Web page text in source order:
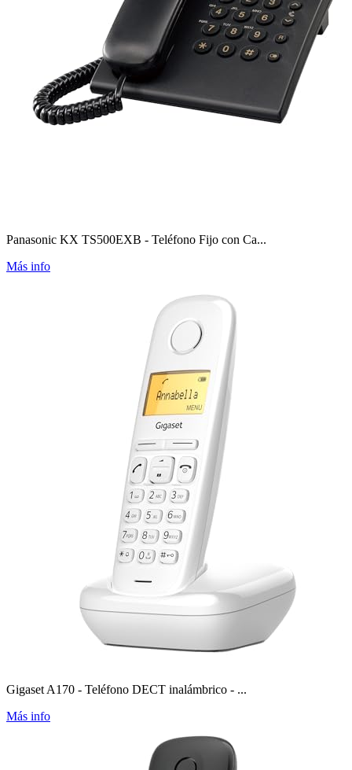
Panasonic KX TS500EXB - Teléfono Fijo con Ca...
Más info
Gigaset A170 - Teléfono DECT inalámbrico - ...
Más info